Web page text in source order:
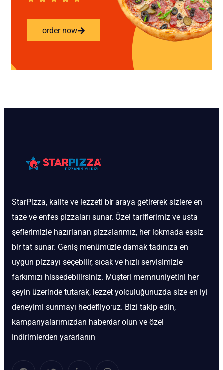
order now
StarPizza, kalite ve lezzeti bir araya getirerek sizlere en
taze ve enfes pizzaları sunar. Özel tariflerimiz ve usta
şeflerimizle hazırlanan pizzalarımız, her lokmada eşsiz
bir tat sunar. Geniş menümüzle damak tadınıza en
uygun pizzayı seçebilir, sıcak ve hızlı servisimizle
farkımızı hissedebilirsiniz. Müşteri memnuniyetini her
şeyin üzerinde tutarak, lezzet yolculuğunuzda size en iyi
deneyimi sunmayı hedefliyoruz. Bizi takip edin,
kampanyalarımızdan haberdar olun ve özel
indirimlerden yararlanın